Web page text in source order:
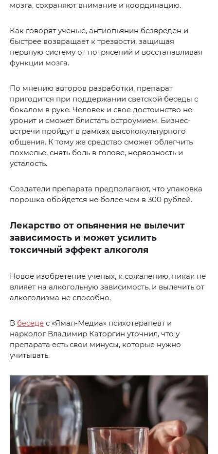
мозга, сохраняют внимание и координацию.
Как говорят ученые, антиопьянин безвреден и
быстрее возвращает к трезвости, защищая
нервную систему от потрясений и восстанавливая
функции мозга.
По мнению авторов разработки, препарат
пригодится при поддержании светской беседы с
бокалом в руке. Человек и свое достоинство не
уронит и сможет блистать остроумием. Бизнес-
встречи пройдут в рамках высококультурного
общения. К тому же средство сможет облегчить
похмелье, снять боль в голове, нервозность и
усталость.
Создатели препарата предполагают, что упаковка
порошка обойдется не более чем в 300 рублей.
Лекарство от опьянения не вылечит
зависимость и может усилить
токсичный эффект алкоголя
Новое изобретение ученых, к сожалению, никак не
влияет на алкогольную зависимость, и вылечить от
алкоголизма не способно.
В беседе с «Ямал-Медиа» психотерапевт и
нарколог Владимир Каторгин уточнил, что у
препарата есть свои минусы, которые нужно
учитывать.